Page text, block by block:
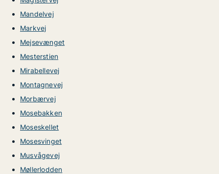
Mandelvej
Markvej
Mejsevænget
Mesterstien
Mirabellevej
Montagnevej
Morbærvej
Mosebakken
Moseskellet
Mosesvinget
Musvågevej
Møllerlodden